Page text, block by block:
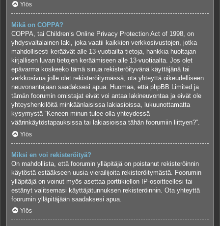
Ylös
Mikä on COPPA?
COPPA, tai Children’s Online Privacy Protection Act of 1998, on
yhdysvaltalainen laki, joka vaatii kaikkien verkkosivustojen, jotka
mahdollisesti keräävät alle 13-vuotiailta tietoja, hankkia huoltajan
kirjallisen luvan tietojen keräämiseen alle 13-vuotiaalta. Jos olet
epävarma koskeeko tämä sinua rekisteröityvänä käyttäjänä tai
verkkosivua jolle olet rekisteröitymässä, ota yhteyttä oikeudelliseen
neuvonantajaan saadaksesi apua. Huomaa, että phpBB Limited ja
tämän foorumin omistajat eivät voi antaa lakineuvontaa ja eivät ole
yhteyshenkilöitä minkäänlaisissa lakiasioissa, lukuunottamatta
kysymystä “Keneen minun tulee olla yhteydessä
väärinkäytöstapauksissa tai lakiasioissa tähän foorumiin liittyen?”.
Ylös
Miksi en voi rekisteröityä?
On mahdollista, että foorumin ylläpitäjä on poistanut rekisteröinnin
käytöstä estääkseen uusia vierailijoita rekisteröitymästä. Foorumin
ylläpitäjä on voinut myös asettaa porttikiellon IP-osoitteellesi tai
estänyt valitsemasi käyttäjätunnuksen rekisteröinnin. Ota yhteyttä
foorumin ylläpitäjään saadaksesi apua.
Ylös